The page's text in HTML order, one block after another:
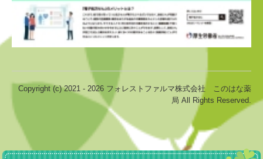
Copyright (c) 2021 - 2026 フォレストファルマ株式会社 このはな薬
局 All Rights Reserved.